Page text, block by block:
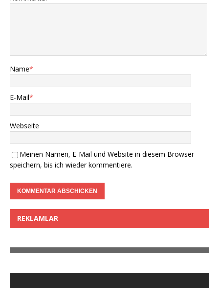
Name*
E-Mail*
Webseite
Meinen Namen, E-Mail und Website in diesem Browser
speichern, bis ich wieder kommentiere.
REKLAMLAR